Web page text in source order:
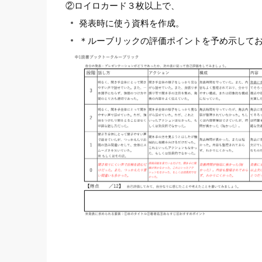
②ロイロカード３枚以上で、
発表時に使う資料を作成。
＊ルーブリックの評価ポイントを予め示して